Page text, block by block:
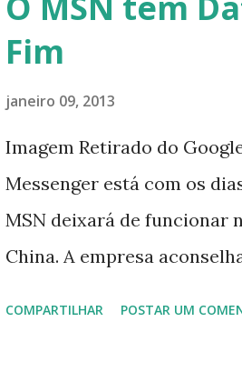
Fim
janeiro 09, 2013
Imagem Retirado do
Messenger está com os
MSN deixará de funcionar
China. A empresa
COMPARTILHAR POSTAR UM